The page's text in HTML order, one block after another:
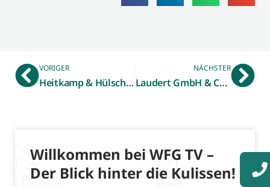
VORIGER
Heitkamp & Hülscher GmbH aus Stadtlohn
NÄCHSTER
Laudert GmbH & Co. KG aus Vreden
Willkommen bei WFG TV –
Der Blick hinter die Kulissen!